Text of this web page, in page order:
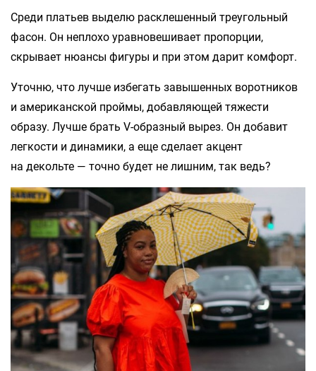
Среди платьев выделю расклешенный треугольный
фасон. Он неплохо уравновешивает пропорции,
скрывает нюансы фигуры и при этом дарит комфорт.
Уточню, что лучше избегать завышенных воротников
и американской проймы, добавляющей тяжести
образу. Лучше брать V-образный вырез. Он добавит
легкости и динамики, а еще сделает акцент
на декольте — точно будет не лишним, так ведь?